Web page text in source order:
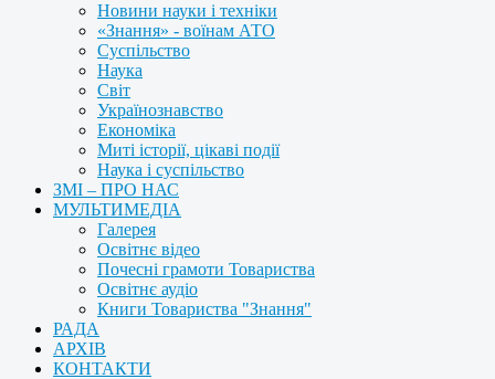
Новини науки і техніки
«Знання» - воїнам АТО
Суспільство
Наука
Світ
Українознавство
Економіка
Миті історії, цікаві події
Наука і суспільство
ЗМІ – ПРО НАС
МУЛЬТИМЕДІА
Галерея
Освітнє відео
Почесні грамоти Товариства
Освітнє аудіо
Книги Товариства "Знання"
РАДА
АРХІВ
КОНТАКТИ